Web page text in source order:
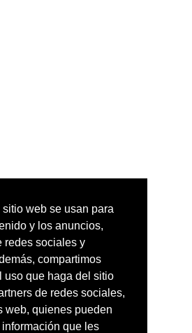
web se usan para
y los anuncios,
redes sociales y
compartimos
uso que haga del sitio
de redes sociales,
web, quienes pueden
que les